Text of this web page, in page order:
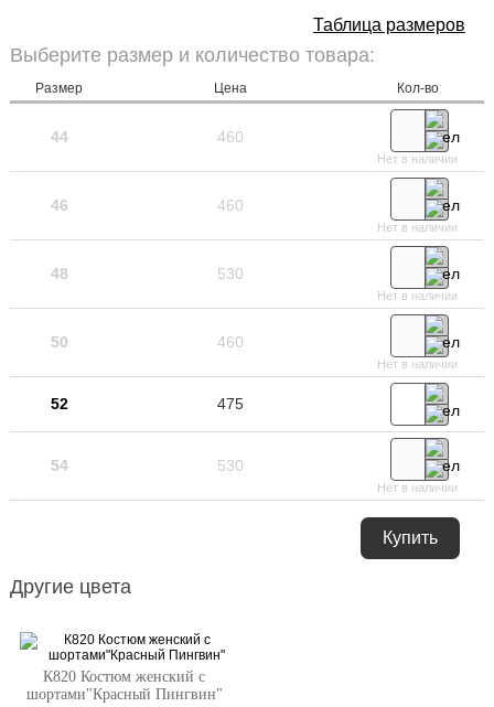
Таблица размеров
Выберите размер и количество товара:
Размер Цена Кол-во
44 460
Нет в наличии
46 460
Нет в наличии
48 530
Нет в наличии
50 460
Нет в наличии
52 475
54 530
Нет в наличии
Купить
Другие цвета
К820 Костюм женский с
шортами"Красный Пингвин"